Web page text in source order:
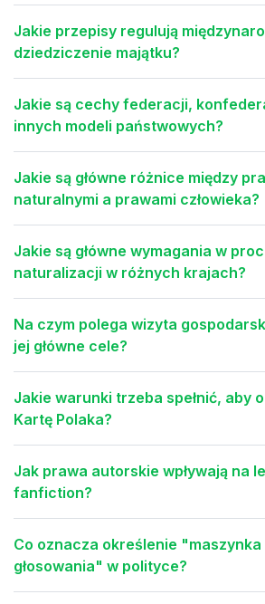
Jakie przepisy regulują
dziedziczenie majątku?
Jakie są cechy federacji,
innych modeli państwowych?
Jakie są główne różnice między
naturalnymi a prawami człowieka?
Jakie są główne wymagania w
naturalizacji w różnych krajach?
Na czym polega wizyta
jej główne cele?
Jakie warunki trzeba spełnić, aby
Kartę Polaka?
Jak prawa autorskie wpływają na
fanfiction?
Co oznacza określenie "maszynka
głosowania" w polityce?